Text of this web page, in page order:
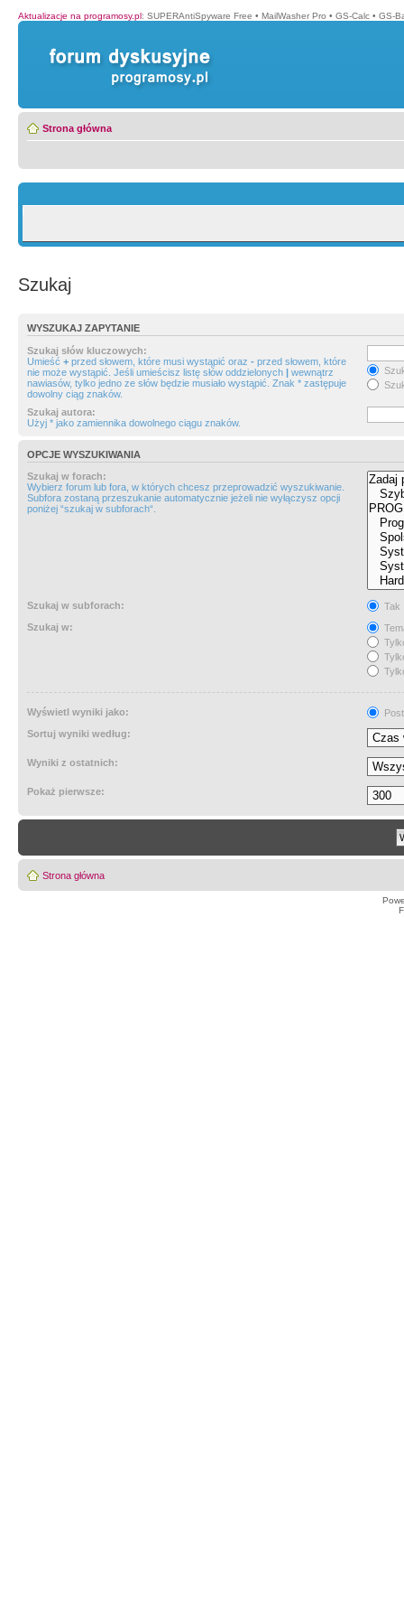
Aktualizacje na programosy.pl: SUPERAntiSpyware Free • MailWasher Pro • GS-Calc • GS-
Strona główna
Szukaj
WYSZUKAJ ZAPYTANIE
Szukaj słów kluczowych:
Umieść + przed słowem, które musi wystąpić oraz - przed słowem, które
nie może wystąpić. Jeśli umieścisz listę słów oddzielonych | wewnątrz
nawiasów, tylko jedno ze słów będzie musiało wystąpić. Znak * zastępuje
dowolny ciąg znaków.
Szukaj autora:
Użyj * jako zamiennika dowolnego ciągu znaków.
OPCJE WYSZUKIWANIA
Szukaj w forach:
Wybierz forum lub fora, w których chcesz przeprowadzić wyszukiwanie.
Subfora zostaną przeszukanie automatycznie jeżeli nie wyłączysz opcji
poniżej “szukaj w subforach“.
Szukaj w subforach:
Tak
Szukaj w:
Wyświetl wyniki jako:
Sortuj wyniki według:
Wyniki z ostatnich:
Pokaż pierwsze:
Strona główna